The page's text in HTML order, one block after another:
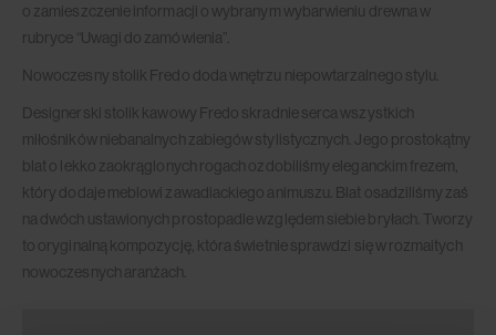
o zamieszczenie informacji o wybranym wybarwieniu drewna w
rubryce “Uwagi do zamówienia”.
Nowoczesny stolik Fredo doda wnętrzu niepowtarzalnego stylu.
Designerski stolik kawowy Fredo skradnie serca wszystkich
miłośników niebanalnych zabiegów stylistycznych. Jego prostokątny
blat o lekko zaokrąglonych rogach ozdobiliśmy eleganckim frezem,
który dodaje meblowi zawadiackiego animuszu. Blat osadziliśmy zaś
na dwóch ustawionych prostopadle względem siebie bryłach. Tworzy
to oryginalną kompozycję, która świetnie sprawdzi się w rozmaitych
nowoczesnych aranżach.